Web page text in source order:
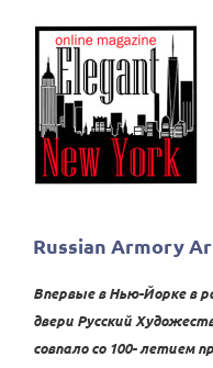
Russian Armory
Впервые в Нью-Йорке в
двери Русский
совпало со 100- летием